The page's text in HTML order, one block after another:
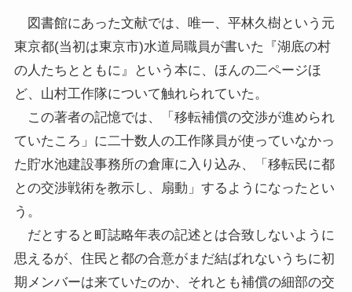
図書館にあった文献では、唯一、平林久樹という元
東京都(当初は東京市)水道局職員が書いた『湖底の村
の人たちとともに』という本に、ほんの二ページほ
ど、山村工作隊について触れられていた。
この著者の記憶では、「移転補償の交渉が進められ
ていたころ」に二十数人の工作隊員が使っていなかっ
た貯水池建設事務所の倉庫に入り込み、「移転民に都
との交渉戦術を教示し、扇動」するようになったとい
う。
だとすると町誌略年表の記述とは合致しないように
思えるが、住民と都の合意がまだ結ばれないうちに初
期メンバーは来ていたのか、それとも補償の細部の交